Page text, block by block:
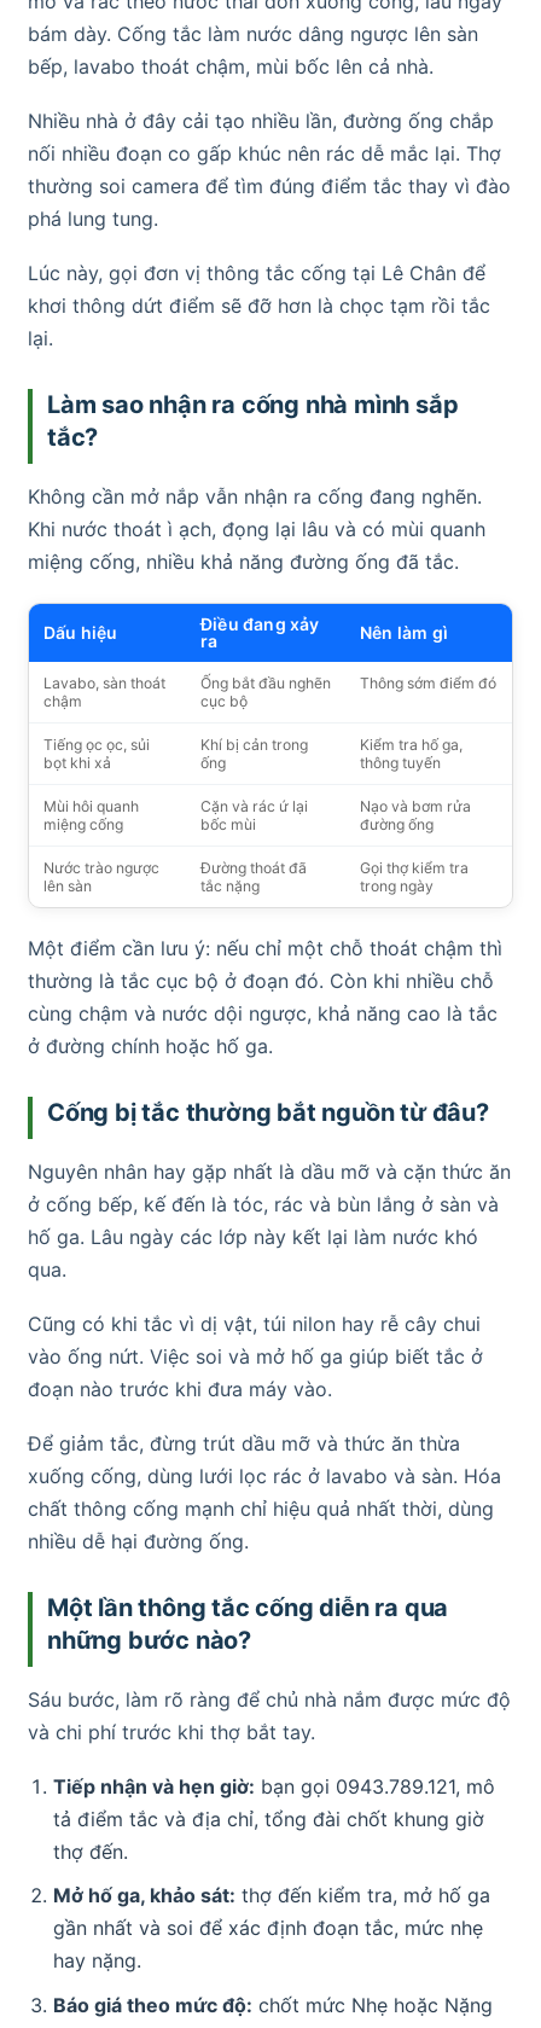
bám dày. Cống tắc làm nước dâng ngược lên sàn
bếp, lavabo thoát chậm, mùi bốc lên cả nhà.
Nhiều nhà ở đây cải tạo nhiều lần, đường ống chắp
nối nhiều đoạn co gấp khúc nên rác dễ mắc lại. Thợ
thường soi camera để tìm đúng điểm tắc thay vì đào
phá lung tung.
Lúc này, gọi đơn vị thông tắc cống tại Lê Chân để
khơi thông dứt điểm sẽ đỡ hơn là chọc tạm rồi tắc
lại.
Làm sao nhận ra cống nhà mình sắp
tắc?
Không cần mở nắp vẫn nhận ra cống đang nghẽn.
Khi nước thoát ì ạch, đọng lại lâu và có mùi quanh
miệng cống, nhiều khả năng đường ống đã tắc.
Dấu hiệu
Điều đang xảy
ra
Nên làm gì
Lavabo, sàn thoát
chậm
Ống bắt đầu nghẽn
cục bộ
Thông sớm điểm đó
Tiếng ọc ọc, sủi
bọt khi xả
Khí bị cản trong
ống
Kiểm tra hố ga,
thông tuyến
Mùi hôi quanh
miệng cống
Cặn và rác ứ lại
bốc mùi
Nạo và bơm rửa
đường ống
Nước trào ngược
lên sàn
Đường thoát đã
tắc nặng
Gọi thợ kiểm tra
trong ngày
Một điểm cần lưu ý: nếu chỉ một chỗ thoát chậm thì
thường là tắc cục bộ ở đoạn đó. Còn khi nhiều chỗ
cùng chậm và nước dội ngược, khả năng cao là tắc
ở đường chính hoặc hố ga.
Cống bị tắc thường bắt nguồn từ đâu?
Nguyên nhân hay gặp nhất là dầu mỡ và cặn thức ăn
ở cống bếp, kế đến là tóc, rác và bùn lắng ở sàn và
hố ga. Lâu ngày các lớp này kết lại làm nước khó
qua.
Cũng có khi tắc vì dị vật, túi nilon hay rễ cây chui
vào ống nứt. Việc soi và mở hố ga giúp biết tắc ở
đoạn nào trước khi đưa máy vào.
Để giảm tắc, đừng trút dầu mỡ và thức ăn thừa
xuống cống, dùng lưới lọc rác ở lavabo và sàn. Hóa
chất thông cống mạnh chỉ hiệu quả nhất thời, dùng
nhiều dễ hại đường ống.
Một lần thông tắc cống diễn ra qua
những bước nào?
Sáu bước, làm rõ ràng để chủ nhà nắm được mức độ
và chi phí trước khi thợ bắt tay.
Tiếp nhận và hẹn giờ: bạn gọi 0943.789.121, mô
tả điểm tắc và địa chỉ, tổng đài chốt khung giờ
thợ đến.
Mở hố ga, khảo sát: thợ đến kiểm tra, mở hố ga
gần nhất và soi để xác định đoạn tắc, mức nhẹ
hay nặng.
Báo giá theo mức độ: chốt mức Nhẹ hoặc Nặng